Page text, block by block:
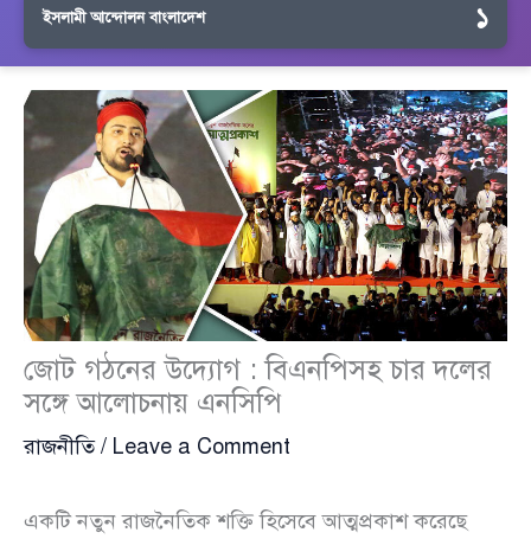
ইসলামী আন্দোলন বাংলাদেশ ১
জোট গঠনের উদ্যোগ : বিএনপিসহ চার দলের
সঙ্গে আলোচনায় এনসিপি
রাজনীতি/ Leave a Comment
একটি নতুন রাজনৈতিক শক্তি হিসেবে আত্মপ্রকাশ করেছে